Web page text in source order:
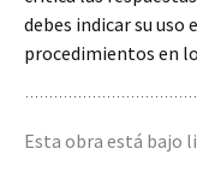
debes indicar su
procedimientos en
Esta obra está bajo